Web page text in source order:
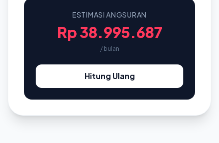
ESTIMASI ANGSURAN
Rp 38.995.687
/ bulan
Hitung Ulang